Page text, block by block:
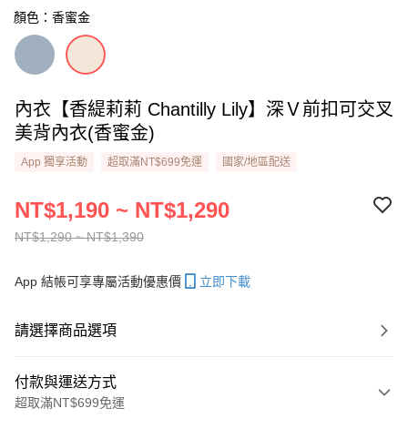
顏色：香蜜金
內衣【香緹莉莉 Chantilly Lily】深Ｖ前扣可交叉
美背內衣​(香蜜金)
App 獨享活動 超取滿NT$699免運 國家/地區配送
NT$1,290 ~ NT$1,390
NT$1,190 ~ NT$1,290
App 結帳可享專屬活動優惠價 立即下載
請選擇商品選項
付款與運送方式
超取滿NT$699免運